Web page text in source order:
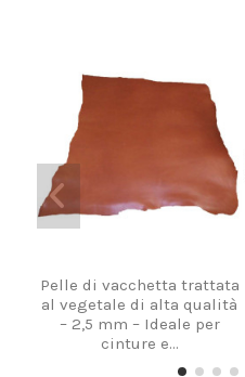
Pelle di vacchetta trattata
al vegetale di alta qualità
– 2,5 mm – Ideale per
cinture e...